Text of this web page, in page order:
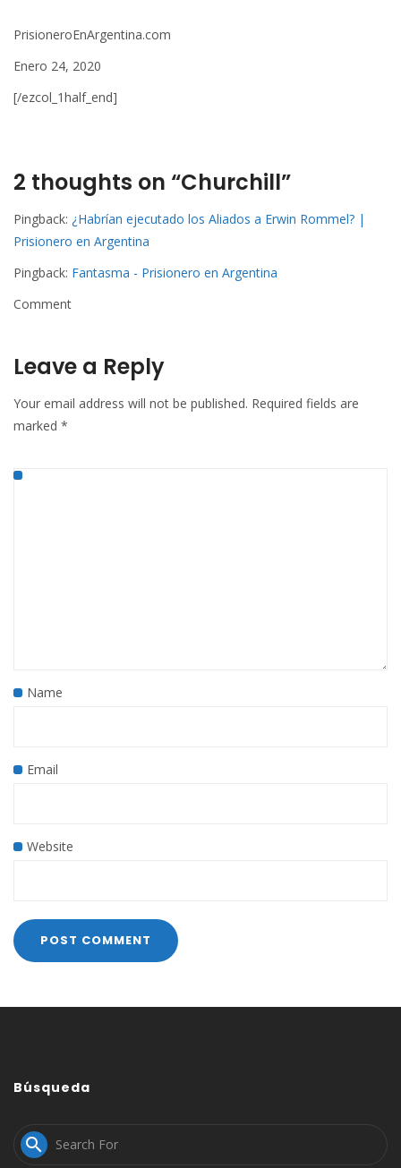
PrisioneroEnArgentina.com
Enero 24, 2020
[/ezcol_1half_end]
2 thoughts on “Churchill”
Pingback: ¿Habrían ejecutado los Aliados a Erwin Rommel? |
Prisionero en Argentina
Pingback: Fantasma - Prisionero en Argentina
Comment
Leave a Reply
Your email address will not be published. Required fields are
marked *
Name
Email
Website
Búsqueda
